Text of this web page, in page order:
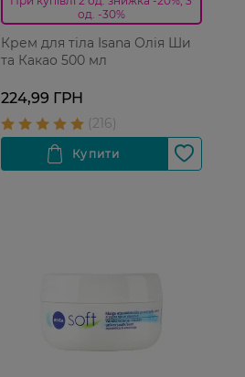
од. -30%
Крем для тіла Isana Олія Ши
та Какао 500 мл
224,99 ГРН